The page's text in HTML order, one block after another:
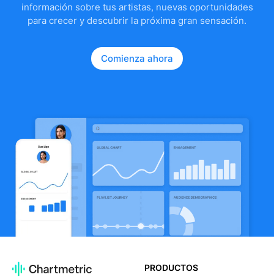
información sobre tus artistas, nuevas oportunidades
para crecer y descubrir la próxima gran sensación.
Comienza ahora
PRODUCTOS